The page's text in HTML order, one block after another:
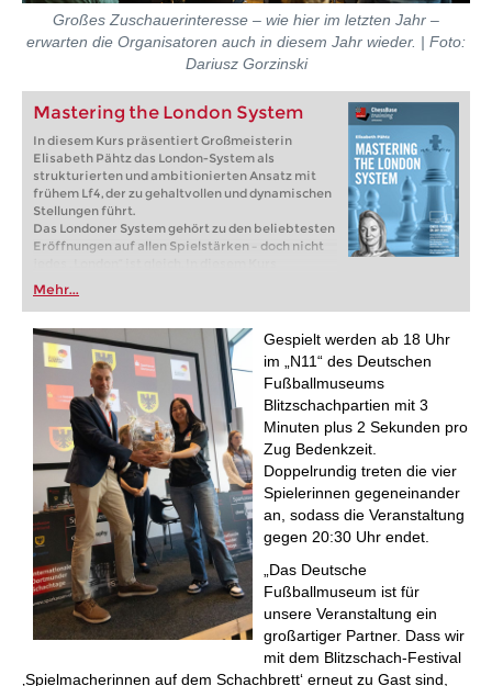
Großes Zuschauerinteresse – wie hier im letzten Jahr –
erwarten die Organisatoren auch in diesem Jahr wieder. | Foto:
Dariusz Gorzinski
Mastering the London System
In diesem Kurs präsentiert Großmeisterin
Elisabeth Pähtz das London-System als
strukturierten und ambitionierten Ansatz mit
frühem Lf4, der zu gehaltvollen und dynamischen
Stellungen führt.
Das Londoner System gehört zu den beliebtesten
Eröffnungen auf allen Spielstärken – doch nicht
präsentiert Großmeisterin Elisabeth Pähtz das
klassische London-System, einen strukturierten
und zugleich ambitionierten Ansatz mit frühem
Lf4, der zu dynamischen und gehaltvollen
Stellungen führt.
Free sample video:Introduction
Free sample video:
5...cxd4 6.exd4 Qb6 sidelines
Mehr...
Gespielt werden ab 18 Uhr
im „N11“ des Deutschen
Fußballmuseums
Blitzschachpartien mit 3
Minuten plus 2 Sekunden pro
Zug Bedenkzeit.
Doppelrundig treten die vier
Spielerinnen gegeneinander
an, sodass die Veranstaltung
gegen 20:30 Uhr endet.
„Das Deutsche
Fußballmuseum ist für
unsere Veranstaltung ein
großartiger Partner. Dass wir
mit dem Blitzschach-Festival
‚Spielmacherinnen auf dem Schachbrett‘ erneut zu Gast sind,